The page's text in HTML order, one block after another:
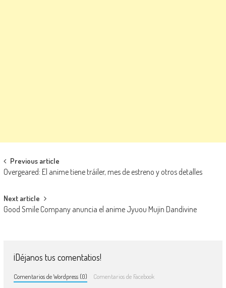
Navegación de entradas
Previous article
Overgeared: El anime tiene tráiler, mes de estreno y otros detalles
Next article
Good Smile Company anuncia el anime Jyuou Mujin Dandivine
¡Déjanos tus comentatios!
Comentarios de Wordpress (0) Comentarios de Facebook